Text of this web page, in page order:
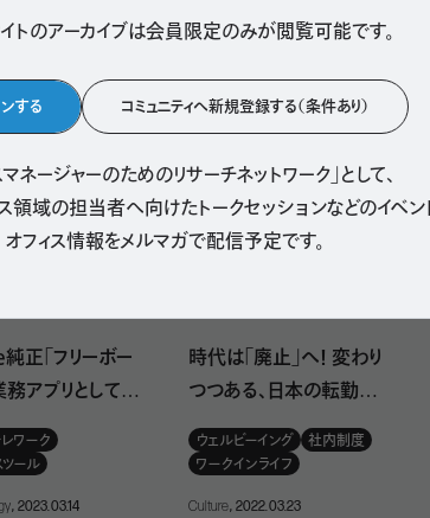
トのアーカイブは会員限定のみが閲覧可能です。
する コミュニティへ新規登録する（条件あり）
マネージャーのためのリサーチネットワーク」として、
領域の担当者へ向けたトークセッションなどのイベン
オフィス情報をメルマガで配信予定です。
のオフィスではあまり働きたくないです。」
に合ったオフィス環境があるといいよね。」
と思いますね。考えていないだけで意外とオフィス
いですよね。そう考えてしまっている時点で、無意
こそインターンをしているTRUNKのオフィスがアット
人気記事
正「フリーボー
務アプリとしても
ている理由
ワーク
ール
, 2023.03.14
時代は「廃止」へ！ 変わり
つつある、日本の転勤・
単身赴任
ウェルビーイング
社内制度
ワークインライフ
Culture, 2022.03.23